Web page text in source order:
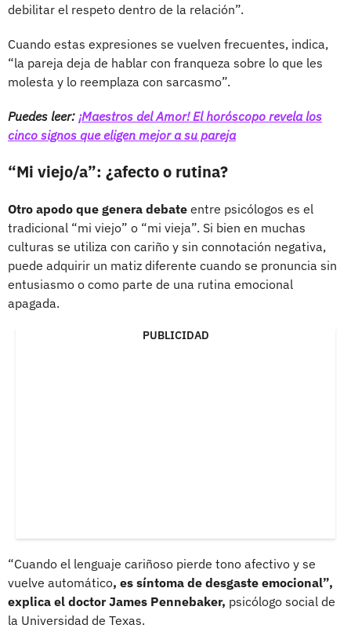
debilitar el respeto dentro de la relación”.
Cuando estas expresiones se vuelven frecuentes, indica,
“la pareja deja de hablar con franqueza sobre lo que les
molesta y lo reemplaza con sarcasmo”.
Puedes leer: ¡Maestros del Amor! El horóscopo revela los
cinco signos que eligen mejor a su pareja
“Mi viejo/a”: ¿afecto o rutina?
Otro apodo que genera debate entre psicólogos es el
tradicional “mi viejo” o “mi vieja”. Si bien en muchas
culturas se utiliza con cariño y sin connotación negativa,
puede adquirir un matiz diferente cuando se pronuncia sin
entusiasmo o como parte de una rutina emocional
apagada.
PUBLICIDAD
“Cuando el lenguaje cariñoso pierde tono afectivo y se
vuelve automático, es síntoma de desgaste emocional”,
explica el doctor James Pennebaker, psicólogo social de
la Universidad de Texas.